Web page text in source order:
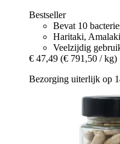
Bestseller
Bevat 10
Haritaki,
Veelzijdig
€ 47,49 (€ 791,50 / kg)
Bezorging uiterlijk op